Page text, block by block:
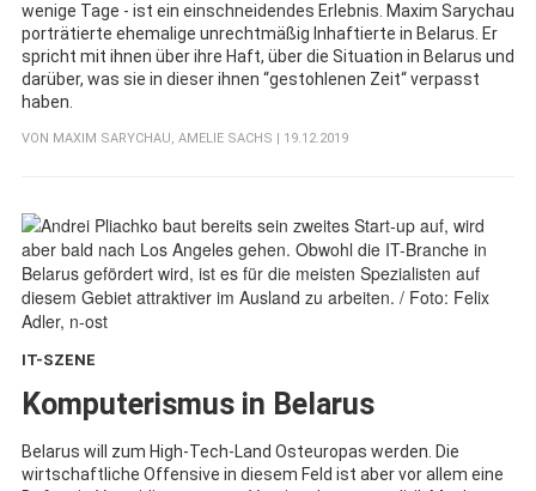
wenige Tage - ist ein einschneidendes Erlebnis. Maxim Sarychau
porträtierte ehemalige unrechtmäßig Inhaftierte in Belarus. Er
spricht mit ihnen über ihre Haft, über die Situation in Belarus und
darüber, was sie in dieser ihnen “gestohlenen Zeit“ verpasst
haben.
VON MAXIM SARYCHAU, AMELIE SACHS | 19.12.2019
IT-SZENE
Komputerismus in Belarus
Belarus will zum High-Tech-Land Osteuropas werden. Die
wirtschaftliche Offensive in diesem Feld ist aber vor allem eine